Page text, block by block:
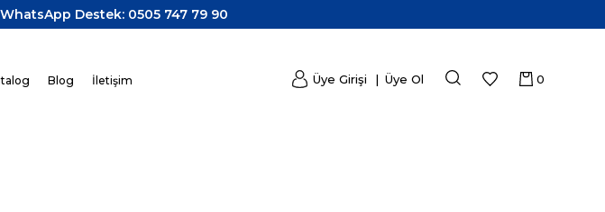
WhatsApp Destek: 0505 747 79 90
Blog İletişim 0
Üye Girişi Üye Ol